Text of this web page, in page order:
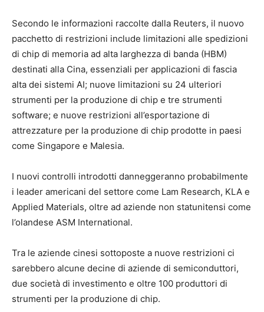
Secondo le informazioni raccolte dalla Reuters, il nuovo
pacchetto di restrizioni include limitazioni alle spedizioni
di chip di memoria ad alta larghezza di banda (HBM)
destinati alla Cina, essenziali per applicazioni di fascia
alta dei sistemi AI; nuove limitazioni su 24 ulteriori
strumenti per la produzione di chip e tre strumenti
software; e nuove restrizioni all’esportazione di
attrezzature per la produzione di chip prodotte in paesi
come Singapore e Malesia.
I nuovi controlli introdotti danneggeranno probabilmente
i leader americani del settore come Lam Research, KLA e
Applied Materials, oltre ad aziende non statunitensi come
l’olandese ASM International.
Tra le aziende cinesi sottoposte a nuove restrizioni ci
sarebbero alcune decine di aziende di semiconduttori,
due società di investimento e oltre 100 produttori di
strumenti per la produzione di chip.